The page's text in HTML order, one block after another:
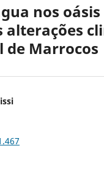
nos
de Marrocos